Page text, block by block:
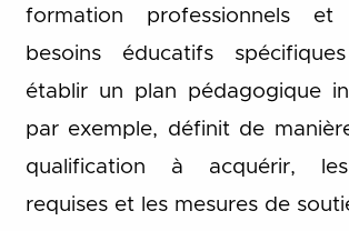
formation professionnels
besoins éducatifs
établir un plan pédagogique
par exemple, définit de
qualification à acquérir,
requises et les mesures de